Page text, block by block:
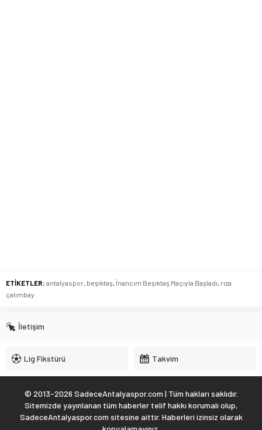
ETİKETLER: antalyaspor, beşiktaş, İnancım Beşiktaş Maçıyla Başladı, rıza
çalımbay
İletişim
Lig Fikstürü Takvim
© 2013-2026 SadeceAntalyaspor.com | Tüm hakları saklıdır.
Sitemizde yayınlanan tüm haberler telif hakkı korumalı olup,
SadeceAntalyaspor.com sitesine aittir. Haberleri izinsiz olarak